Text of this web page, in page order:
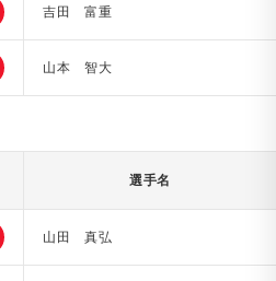
吉田 富重
山本 智大
選手名
山田 真弘